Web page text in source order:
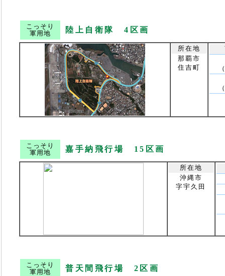
こっそり
軍用地
陸上自衛隊 4区画
所在地
那覇市
住吉町
こっそり
軍用地
嘉手納飛行場 15区画
所在地
沖縄市
字宇久田
こっそり
軍用地
普天間飛行場 2区画